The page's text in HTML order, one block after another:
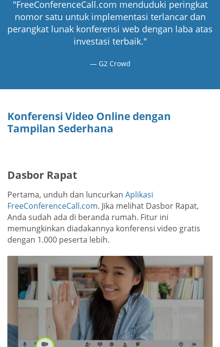
"FreeConferenceCall.com menduduki peringkat
nomor satu untuk implementasi terlancar dan
perangkat lunak konferensi web dengan laba atas
investasi terbaik."
G2 Crowd
Konferensi Video Online dengan
Tampilan Sederhana
Dasbor Rapat
Pertama, unduh dan luncurkan Aplikasi
FreeConferenceCall.com. Jika melihat Dasbor Rapat,
Anda sudah ada di beranda rumah. Fitur ini
memungkinkan diadakannya konferensi video gratis
dengan 1.000 peserta lebih.